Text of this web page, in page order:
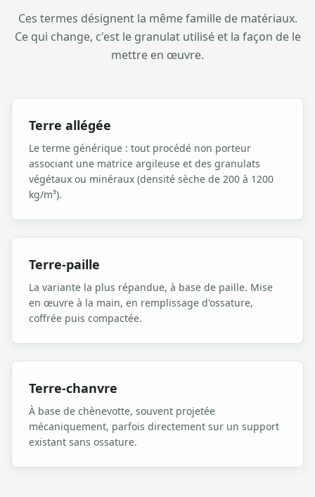
Ces termes désignent la même famille de matériaux.
Ce qui change, c'est le granulat utilisé et la façon de le
mettre en œuvre.
Terre allégée
Le terme générique : tout procédé non porteur
associant une matrice argileuse et des granulats
végétaux ou minéraux (densité sèche de 200 à 1200
kg/m³).
Terre-paille
La variante la plus répandue, à base de paille. Mise
en œuvre à la main, en remplissage d'ossature,
coffrée puis compactée.
Terre-chanvre
À base de chènevotte, souvent projetée
mécaniquement, parfois directement sur un support
existant sans ossature.